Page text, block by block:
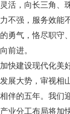
活，向长三角、
不强，服务效能
勇气，恪尽职守
前进。
快建设现代化美
展大势，审视相
伴的五年。我们
业分工布局将加